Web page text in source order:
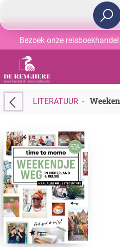
Bezoek onze
LITERATUUR-